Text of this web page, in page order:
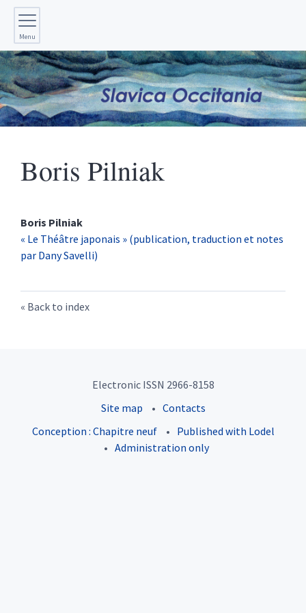
Menu
Boris Pilniak
Boris Pilniak
« Le Théâtre japonais » (publication, traduction et notes
par Dany Savelli)
Back to index
Electronic ISSN 2966-8158
Site map
Contacts
Conception : Chapitre neuf
Published with Lodel
Administration only